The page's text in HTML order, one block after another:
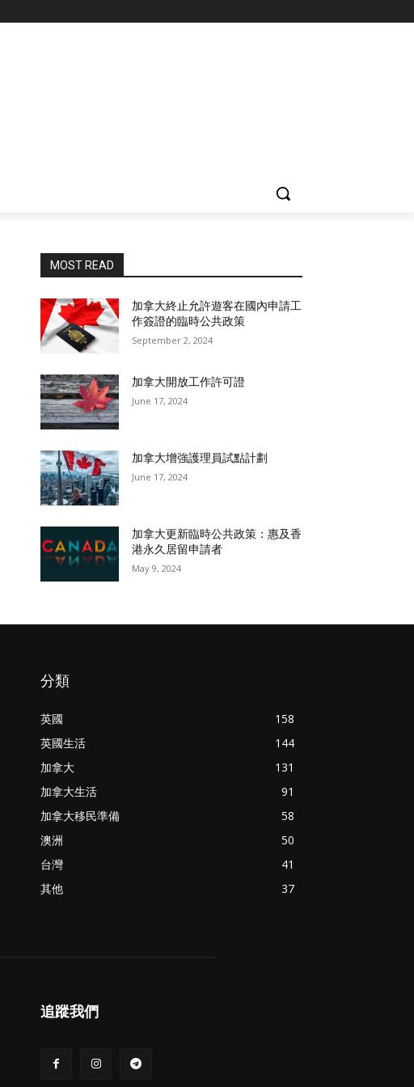
MOST READ
加拿大終止允許遊客在國內申請工
作簽證的臨時公共政策
September 2, 2024
加拿大開放工作許可證
June 17, 2024
加拿大增強護理員試點計劃
June 17, 2024
加拿大更新臨時公共政策：惠及香
港永久居留申請者
May 9, 2024
分類
英國
158
英國生活
144
加拿大
131
加拿大生活
91
加拿大移民準備
58
澳洲
50
台灣
41
其他
37
追蹤我們